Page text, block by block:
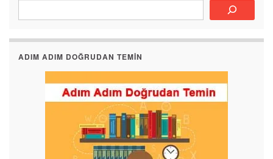
ADIM ADIM DOĞRUDAN TEMIN